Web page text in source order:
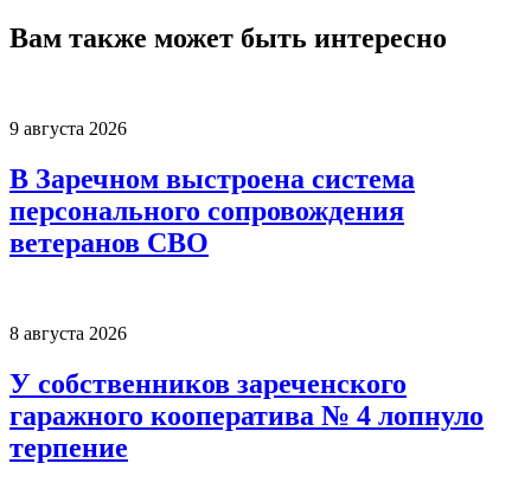
Вам также может быть интересно
9 августа 2026
В Заречном выстроена система
персонального сопровождения
ветеранов СВО
8 августа 2026
У собственников зареченского
гаражного кооператива № 4 лопнуло
терпение